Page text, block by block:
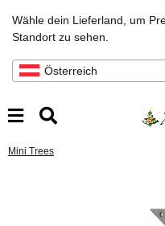
Wähle dein Lieferland, um
Standort zu sehen.
Österreich
Mini Trees